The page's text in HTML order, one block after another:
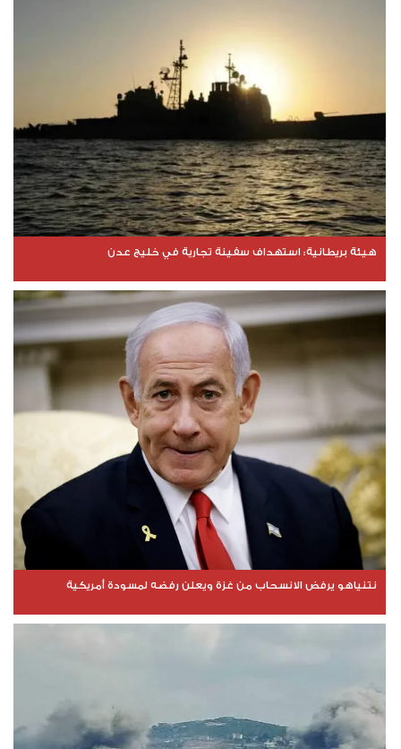
هيئة بريطانية: استهداف سفينة تجارية في خليج عدن
نتنياهو يرفض الانسحاب من غزة ويعلن رفضه لمسودة أمريكية